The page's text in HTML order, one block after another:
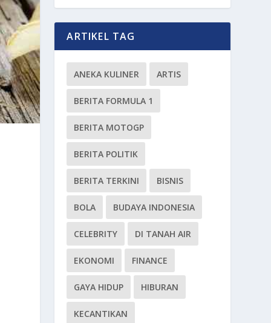
ARTIKEL TAG
ANEKA KULINER ARTIS
BERITA FORMULA 1
BERITA MOTOGP
BERITA POLITIK
BERITA TERKINI BISNIS
BOLA BUDAYA INDONESIA
CELEBRITY DI TANAH AIR
EKONOMI FINANCE
GAYA HIDUP HIBURAN
KECANTIKAN